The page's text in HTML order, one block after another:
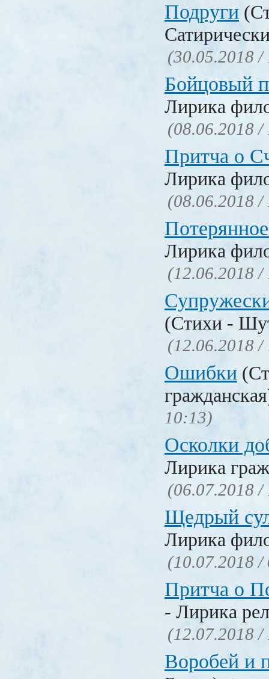
Подруги
(30.05.2018 /
Бойцовый
Лирика
(08.06.2018 /
Притча о
Лирика
(08.06.2018 /
Лирика
(12.06.2018 /
(Стихи -
(12.06.2018 /
Ошибки
10:13)
Осколки
Лирика
(06.07.2018 /
Щедрый
Лирика
(10.07.2018 /
Притча о
- Лирика
(12.07.2018 /
Воробей и